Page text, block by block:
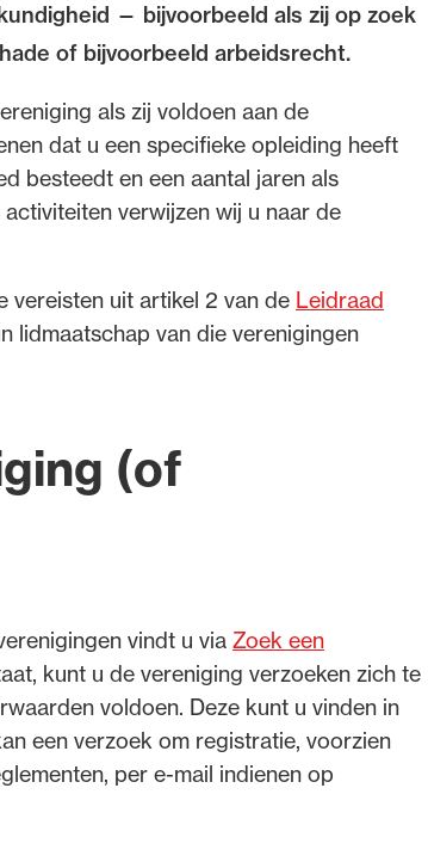
— bijvoorbeeld als zij op zoek
of bijvoorbeeld arbeidsrecht.
als zij voldoen aan de
dat u een specifieke opleiding heeft
besteedt en een aantal jaren als
verwijzen wij u naar de
vereisten uit artikel 2 van de Leidraad
lidmaatschap van die verenigingen
(of
vindt u viaZoek een
kunt u de vereniging verzoeken zich te
voldoen. Deze kunt u vinden in
een verzoek om registratie, voorzien
per e-mail indienen op